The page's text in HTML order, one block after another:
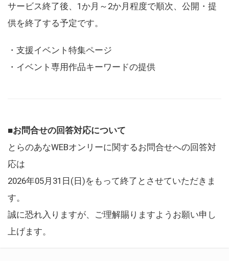
サービス終了後、1か月～2か月程度で順次、公開・提
供を終了する予定です。
・支援イベント特集ページ
・イベント専用作品キーワードの提供
■お問合せの回答対応について
とらのあなWEBオンリーに関するお問合せへの回答対
応は
2026年05月31日(日)をもって終了とさせていただきま
す。
誠に恐れ入りますが、ご理解賜りますようお願い申し
上げます。